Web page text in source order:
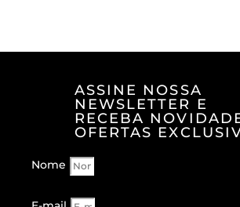
ASSINE NOSSA
NEWSLETTER E
RECEBA
OFERTAS
Nome